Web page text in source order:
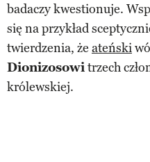
badaczy kwestionuje.
się na przykład
twierdzenia, że ateński
Dionizosowitrzech
królewskiej.